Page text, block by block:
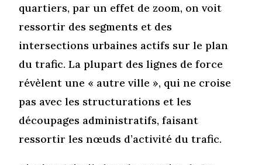
quartiers, par un effet de zoom, on voit
ressortir des segments et des
intersections urbaines actifs sur le plan
du trafic. La plupart des lignes de force
révèlent une « autre ville », qui ne croise
pas avec les structurations et les
découpages administratifs, faisant
ressortir les nœuds d’activité du trafic.